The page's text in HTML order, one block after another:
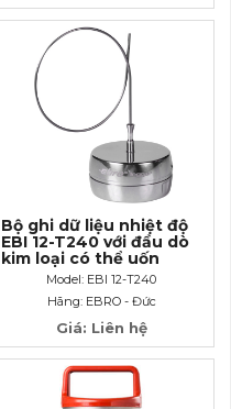
Bộ ghi dữ liệu nhiệt độ
EBI 12-T240 với đầu dò
kim loại có thể uốn
cong dài 250mm
Model: EBI 12-T240
Hãng: EBRO - Đức
Giá: Liên hệ